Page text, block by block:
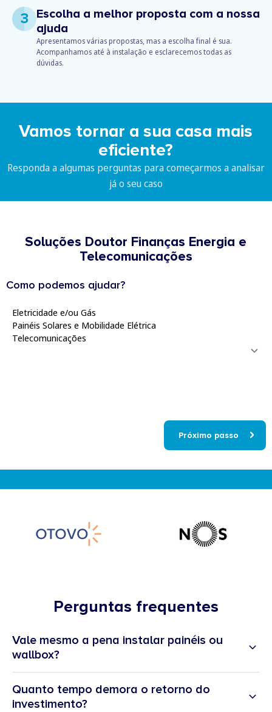
3
Escolha a melhor proposta com a nossa
ajuda
Apresentamos várias propostas, mas a escolha final é sua.
Acompanhamos até à instalação e esclarecemos todas as
dúvidas.
Vamos tornar a sua casa mais
eficiente?
Responda a algumas perguntas para começarmos a analisar
já o seu caso
Soluções Doutor Finanças Energia e
Telecomunicações
Como podemos ajudar?
Próximo passo
Perguntas frequentes
Vale mesmo a pena instalar painéis ou
wallbox?
Quanto tempo demora o retorno do
investimento?